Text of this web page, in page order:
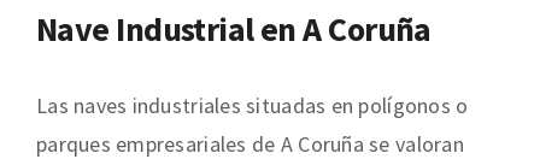
Nave Industrial en A Coruña
Las naves industriales situadas en polígonos o
parques empresariales de A Coruña se valoran